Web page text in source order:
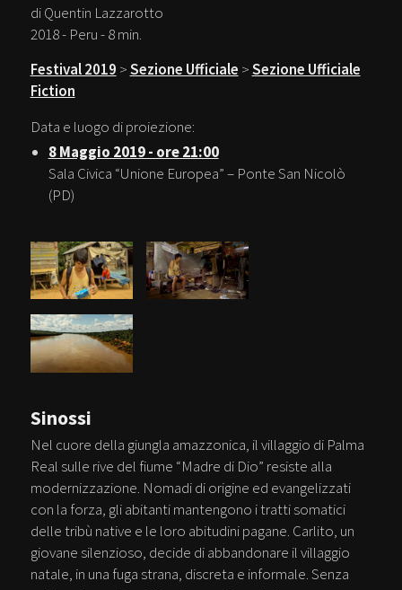
di Quentin Lazzarotto
2018 - Peru - 8 min.
Festival 2019 >Sezione Ufficiale >Sezione Ufficiale
Fiction
Data e luogo di proiezione:
8 Maggio 2019 - ore 21:00
Sala Civica “Unione Europea” – Ponte San Nicolò
(PD)
Sinossi
Nel cuore della giungla amazzonica, il villaggio di Palma
Real sulle rive del fiume “Madre di Dio” resiste alla
modernizzazione. Nomadi di origine ed evangelizzati
con la forza, gli abitanti mantengono i tratti somatici
delle tribù native e le loro abitudini pagane. Carlito, un
giovane silenzioso, decide di abbandonare il villaggio
natale, in una fuga strana, discreta e informale. Senza